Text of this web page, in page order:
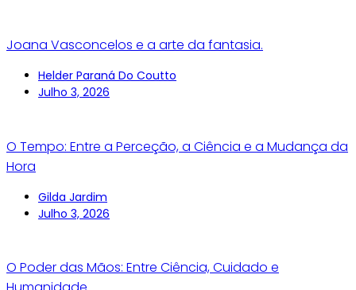
Joana Vasconcelos e a arte da fantasia.
Helder Paraná Do Coutto
Julho 3, 2026
O Tempo: Entre a Perceção, a Ciência e a Mudança da
Hora
Gilda Jardim
Julho 3, 2026
O Poder das Mãos: Entre Ciência, Cuidado e